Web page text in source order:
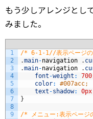
もう少しアレンジとし
みました。
1
2
3
4
5
6
7
8
9
/* 6-1-1//表示ページの
.main-navigation .
.main-navigation .
font -weight : 700
color:
#007acc;
text -shadow: 0px
}
/* メニュー:表示ページ